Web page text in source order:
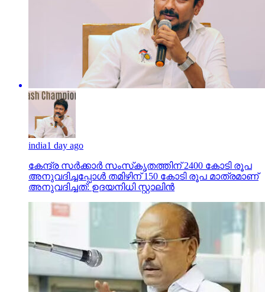
1 day ago
കേന്ദ്ര സര്‍ക്കാര്‍ സംസ്‌കൃതത്തിന് 2400 കോടി രൂപ
അനുവദിച്ചപ്പോള്‍ തമിഴിന് 150 കോടി രൂപ മാത്രമാണ്
അനുവദിച്ചത്: ഉദയനിധി സ്റ്റാലിന്‍